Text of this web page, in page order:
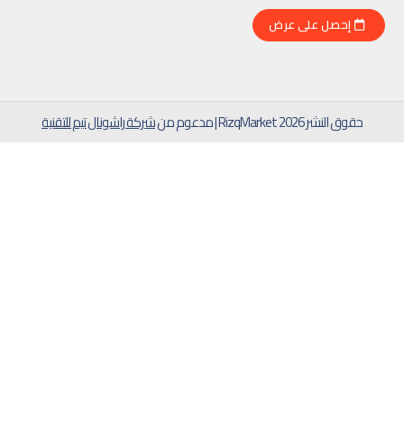
إحصل على عرض
حقوق النشر 2026 RizqMarket | مدعوم من شركة راشونال تيم للتقنية